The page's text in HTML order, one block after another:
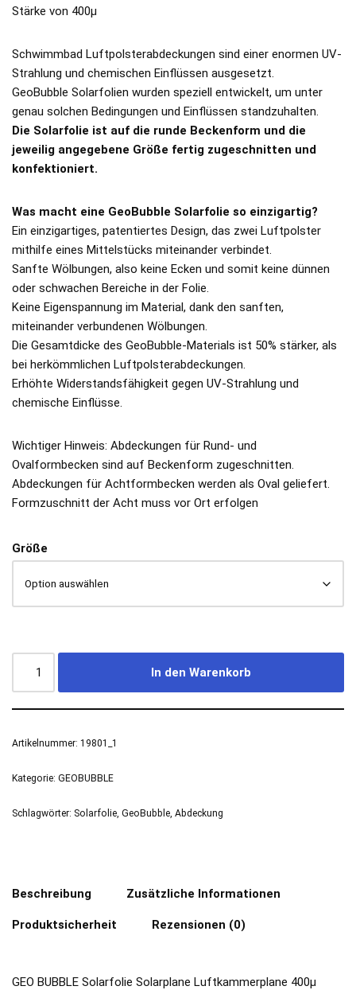
Stärke von 400µ
Schwimmbad Luftpolsterabdeckungen sind einer enormen UV-
Strahlung und chemischen Einflüssen ausgesetzt.
GeoBubble Solarfolien wurden speziell entwickelt, um unter
genau solchen Bedingungen und Einflüssen standzuhalten.
Die Solarfolie ist auf die runde Beckenform und die
jeweilig angegebene Größe fertig zugeschnitten und
konfektioniert.
Was macht eine GeoBubble Solarfolie so einzigartig?
Ein einzigartiges, patentiertes Design, das zwei Luftpolster
mithilfe eines Mittelstücks miteinander verbindet.
Sanfte Wölbungen, also keine Ecken und somit keine dünnen
oder schwachen Bereiche in der Folie.
Keine Eigenspannung im Material, dank den sanften,
miteinander verbundenen Wölbungen.
Die Gesamtdicke des GeoBubble-Materials ist 50% stärker, als
bei herkömmlichen Luftpolsterabdeckungen.
Erhöhte Widerstandsfähigkeit gegen UV-Strahlung und
chemische Einflüsse.
Wichtiger Hinweis: Abdeckungen für Rund- und
Ovalformbecken sind auf Beckenform zugeschnitten.
Abdeckungen für Achtformbecken werden als Oval geliefert.
Formzuschnitt der Acht muss vor Ort erfolgen
Größe
In den Warenkorb
Artikelnummer: 19801_1
Kategorie: GEOBUBBLE
Schlagwörter: Solarfolie GeoBubble Abdeckung
Beschreibung Zusätzliche Informationen
Produktsicherheit Rezensionen (0)
GEO BUBBLE Solarfolie Solarplane Luftkammerplane 400µ